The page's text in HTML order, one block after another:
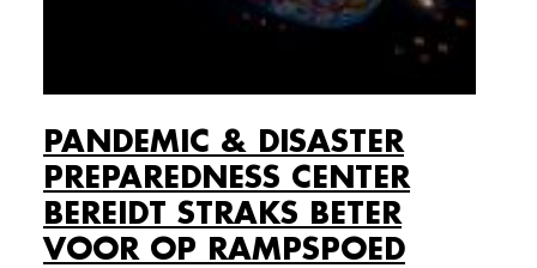
PANDEMIC & DISASTER
PREPAREDNESS CENTER
BEREIDT STRAKS BETER
VOOR OP RAMPSPOED